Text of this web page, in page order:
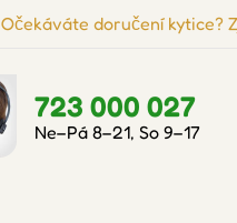
Očekáváte doručení kytice?
723 000 027
Ne–Pá 8–21, So 9–17